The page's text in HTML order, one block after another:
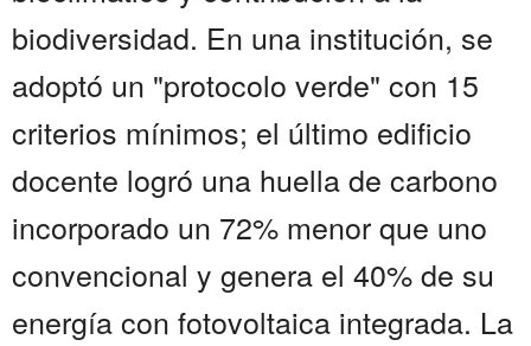
biodiversidad. En una institución, se
adoptó un "protocolo verde" con 15
criterios mínimos; el último edificio
docente logró una huella de carbono
incorporado un 72% menor que uno
convencional y genera el 40% de su
energía con fotovoltaica integrada. La